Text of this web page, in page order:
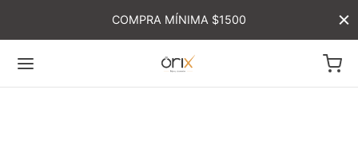
COMPRA MÍNIMA $1500